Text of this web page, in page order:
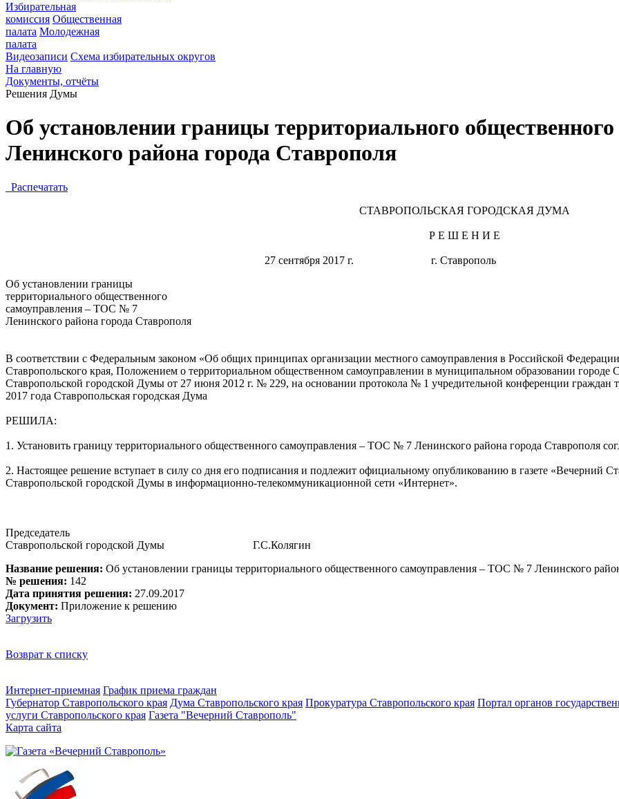
Избирательная
комиссия Общественная
палата Молодежная
палата
Видеозаписи Схема избирательных округов
На главную
Документы, отчёты
Решения Думы
Об установлении границы территориального
Ленинского района города Ставрополя
Распечатать
СТАВРОПОЛЬСКАЯ ГОРОДСКАЯ ДУМА
Р Е Ш Е Н И Е
27 сентября 2017 г. г. Ставрополь
Об установлении границы
территориального общественного
самоуправления – ТОС № 7
Ленинского района города Ставрополя
В соответствии с Федеральным законом «Об общих принципах организации местного самоуправления в Российской
Ставропольского края, Положением о территориальном общественном самоуправлении в муниципальном образовании
Ставропольской городской Думы от 27 июня 2012 г. № 229, на основании протокола № 1 учредительной конференции граждан
2017 года Ставропольская городская Дума
РЕШИЛА:
1. Установить границу территориального общественного самоуправления – ТОС № 7 Ленинского района города Ставрополя
2. Настоящее решение вступает в силу со дня его подписания и подлежит официальному опубликованию в газете «Вечерний
Ставропольской городской Думы в информационно-телекоммуникационной сети «Интернет».
Председатель
Ставропольской городской Думы Г.С.Колягин
Название решения: Об установлении границы территориального общественного самоуправления – ТОС № 7 Ленинского
№ решения: 142
Дата принятия решения: 27.09.2017
Документ: Приложение к решению
Загрузить
Возврат к списку
Интернет-приемная График приема граждан
Губернатор Ставропольского края Дума Ставропольского края Прокуратура Ставропольского края Портал органов
услуги Ставропольского края Газета "Вечерний Ставрополь"
Карта сайта